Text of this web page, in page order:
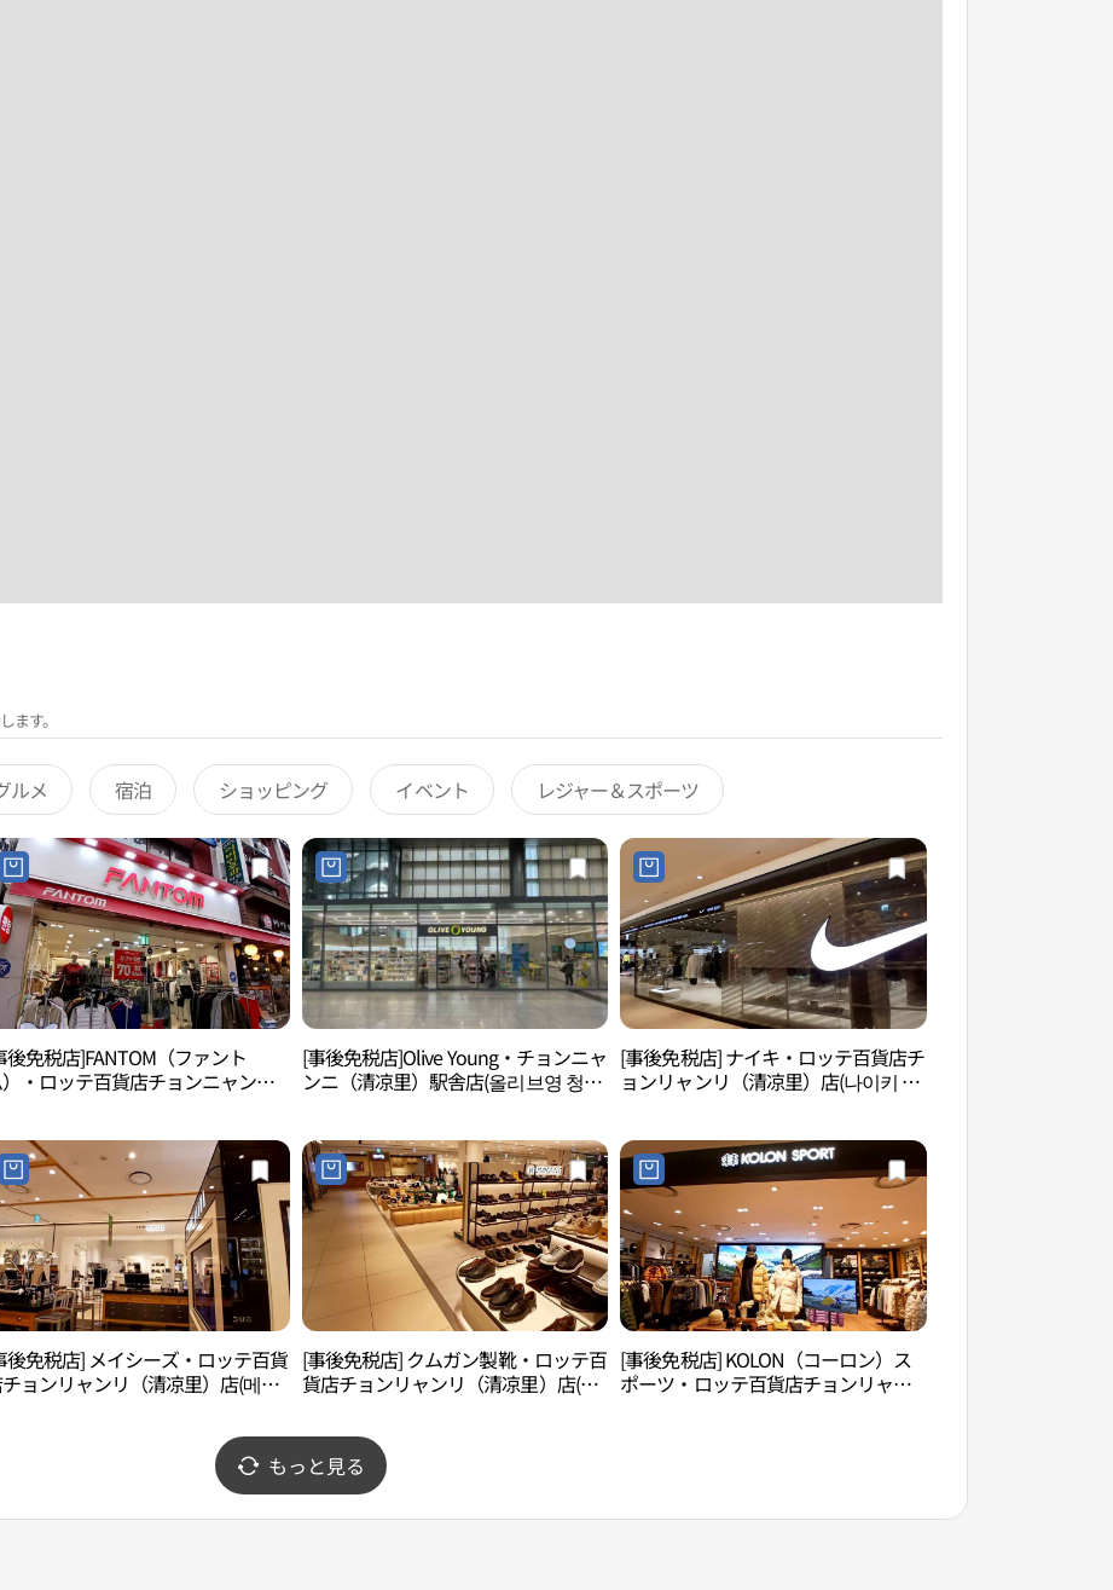
ます。
ルメ 宿泊 ショッピング イベント レジャー＆スポーツ
後免税店]FANTOM（ファント
・ロッテ百貨店チョンニャンニ
[事後免税店]Olive Young・チョンニャ
ンニ（清凉里）駅舎店(올리브영 청량
[事後免税店] ナイキ・ロッテ百貨店チ
ョンリャンリ（清凉里）店(나이키 롯
後免税店] メイシーズ・ロッテ百貨
ョンリャンリ（清凉里）店(메이
[事後免税店] クムガン製靴・ロッテ百
貨店チョンリャンリ（清凉里）店(금
[事後免税店] KOLON（コーロン）ス
ポーツ・ロッテ百貨店チョンリャン
もっと見る